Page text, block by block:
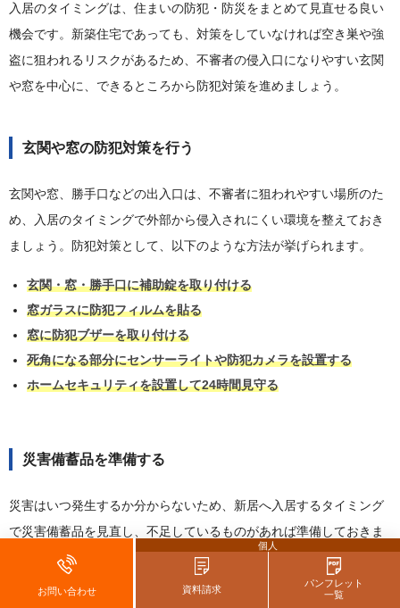
入居のタイミングは、住まいの防犯・防災をまとめて見直せる良い
機会です。新築住宅であっても、対策をしていなければ空き巣や強
盗に狙われるリスクがあるため、不審者の侵入口になりやすい玄関
や窓を中心に、できるところから防犯対策を進めましょう。
玄関や窓の防犯対策を行う
玄関や窓、勝手口などの出入口は、不審者に狙われやすい場所のた
め、入居のタイミングで外部から侵入されにくい環境を整えておき
ましょう。防犯対策として、以下のような方法が挙げられます。
玄関・窓・勝手口に補助錠を取り付ける
窓ガラスに防犯フィルムを貼る
窓に防犯ブザーを取り付ける
死角になる部分にセンサーライトや防犯カメラを設置する
ホームセキュリティを設置して24時間見守る
災害備蓄品を準備する
災害はいつ発生するか分からないため、新居へ入居するタイミング
で災害備蓄品を見直し、不足しているものがあれば準備しておきま
しょう。水や非常食、懐中電灯、モバイルバッテリー、簡易トイレ
などを用意し、必要なときにすぐ取り出せる場所に保管しておくこ
お問い合わせ
個人
資料請求
パンフレット
一覧